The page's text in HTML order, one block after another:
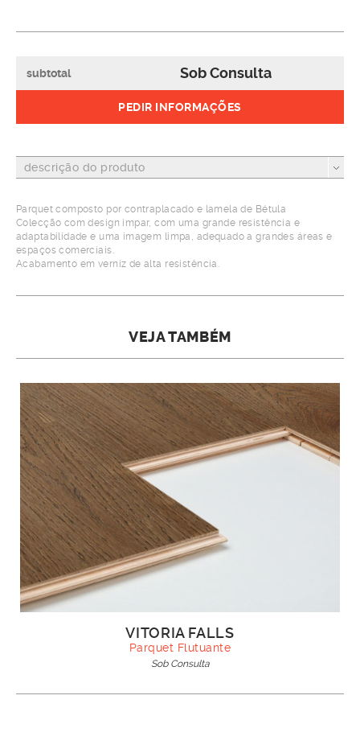
subtotal Sob Consulta
PEDIR INFORMAÇÕES
descrição do produto
Parquet composto por contraplacado e lamela de Bétula
Colecção com design impar, com uma grande resistência e
adaptabilidade e uma imagem limpa, adequado a grandes áreas e
espaços comerciais.
Acabamento em verniz de alta resistência.
VEJA TAMBÉM
VITORIA FALLS
Parquet Flutuante
Sob Consulta